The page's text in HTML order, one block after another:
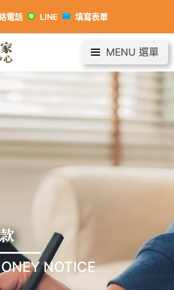
電話 LINE 填寫表單
MENU 選單
NOTICE